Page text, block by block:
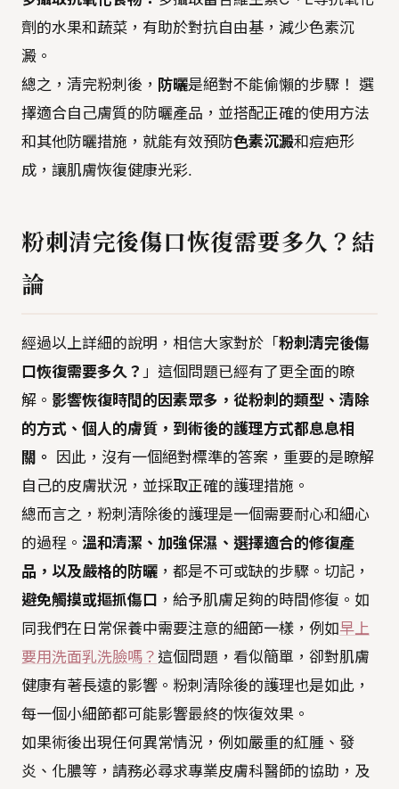
劑的水果和蔬菜，有助於對抗自由基，減少色素沉
澱。
總之，清完粉刺後， 防曬是絕對不能偷懶的步驟！ 選
擇適合自己膚質的防曬產品，並搭配正確的使用方法
和其他防曬措施，就能有效預防色素沉澱和痘疤形
成，讓肌膚恢復健康光彩.
粉刺清完後傷口恢復需要多久？結
論
經過以上詳細的說明，相信大家對於「 粉刺清完後傷
口恢復需要多久？ 」這個問題已經有了更全面的瞭
解。 影響恢復時間的因素眾多，從粉刺的類型、清除
的方式、個人的膚質，到術後的護理方式都息息相
關。 因此，沒有一個絕對標準的答案，重要的是瞭解
自己的皮膚狀況，並採取正確的護理措施。
總而言之，粉刺清除後的護理是一個需要耐心和細心
的過程。 溫和清潔、加強保濕、選擇適合的修復產
品，以及嚴格的防曬 ，都是不可或缺的步驟。切記，
避免觸摸或摳抓傷口 ，給予肌膚足夠的時間修復。如
同我們在日常保養中需要注意的細節一樣，例如早上
要用洗面乳洗臉嗎？ 這個問題，看似簡單，卻對肌膚
健康有著長遠的影響。粉刺清除後的護理也是如此，
每一個小細節都可能影響最終的恢復效果。
如果術後出現任何異常情況，例如嚴重的紅腫、發
炎、化膿等，請務必尋求專業皮膚科醫師的協助，及